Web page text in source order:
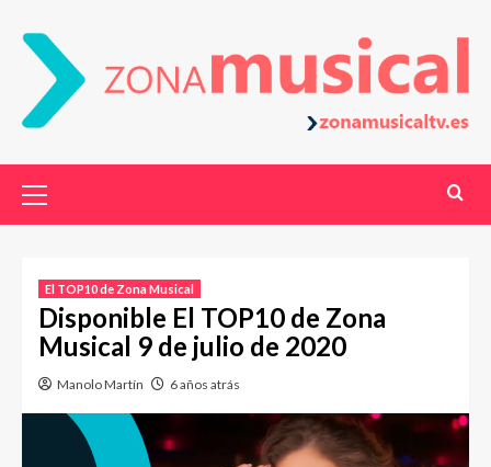
El TOP10 de Zona Musical
Disponible El TOP10 de Zona
Musical 9 de julio de 2020
Manolo Martín 6 años atrás